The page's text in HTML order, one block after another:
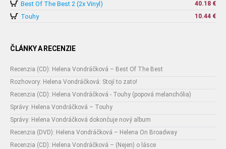
Best Of The Best 2 (2x Vinyl) 40.18 €
Touhy 10.44 €
ČLÁNKY A RECENZIE
Recenzia (CD): Helena Vondráčková – Best Of The Best
Rozhovory: Helena Vondráčková: Stojí to zato!
Recenzia (CD): Helena Vondráčková - Touhy (popová melanchólia)
Správy: Helena Vondráčková – Touhy
Správy: Helena Vondráčková dokončuje nový album
Recenzia (DVD): Helena Vondráčková – Helena On Broadway
Recenzia (CD): Helena Vondráčková – (Nejen) o lásce